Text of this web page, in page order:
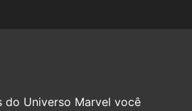
do Universo Marvel você